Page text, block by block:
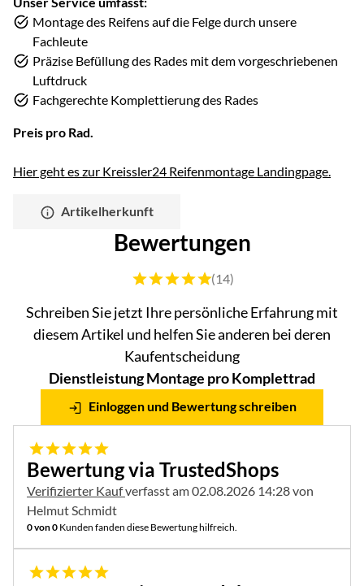
Montage des Reifens auf die Felge durch unsere
Fachleute
Präzise Befüllung des Rades mit dem vorgeschriebenen
Luftdruck
Fachgerechte Komplettierung des Rades
Preis pro Rad.
Hier geht es zur Kreissler24 Reifenmontage Landingpage.
Artikelherkunft
Bewertungen
Bewertung: 5 von 5 (14 Bewertungen)
(14)
Schreiben Sie jetzt Ihre persönliche Erfahrung mit
diesem Artikel und helfen Sie anderen bei deren
Kaufentscheidung
Dienstleistung Montage pro Komplettrad
Einloggen und Bewertung schreiben
5 von 5
Bewertung via TrustedShops
Verifizierter Kaufverfasst am 02.08.2026 14:28 von
Helmut Schmidt
0 von 0 Kunden fanden diese Bewertung hilfreich.
5 von 5